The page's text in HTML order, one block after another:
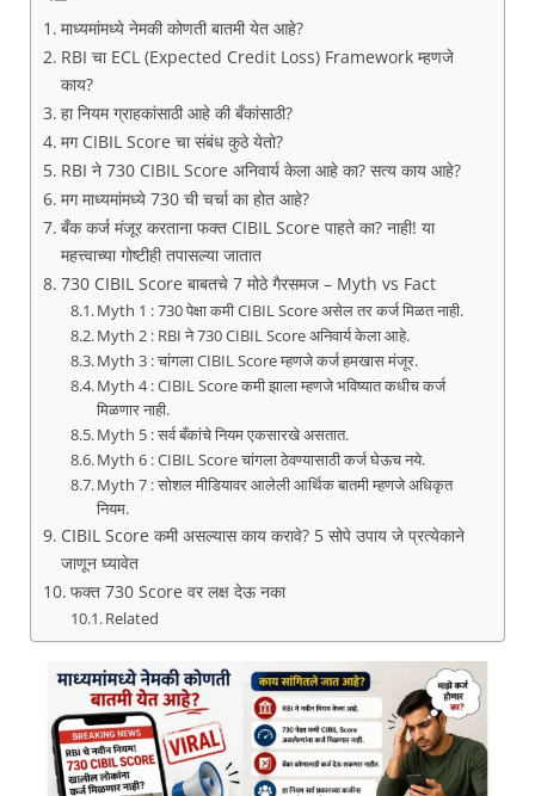
माध्यमांमध्ये नेमकी कोणती बातमी येत आहे?
RBI चा ECL (Expected Credit Loss) Framework म्हणजे
काय?
हा नियम ग्राहकांसाठी आहे की बँकांसाठी?
मग CIBIL Score चा संबंध कुठे येतो?
RBI ने 730 CIBIL Score अनिवार्य केला आहे का? सत्य काय आहे?
मग माध्यमांमध्ये 730 ची चर्चा का होत आहे?
बँक कर्ज मंजूर करताना फक्त CIBIL Score पाहते का? नाही! या
महत्त्वाच्या गोष्टीही तपासल्या जातात
730 CIBIL Score बाबतचे 7 मोठे गैरसमज – Myth vs Fact
Myth 1 : 730 पेक्षा कमी CIBIL Score असेल तर कर्ज मिळत नाही.
Myth 2 : RBI ने 730 CIBIL Score अनिवार्य केला आहे.
Myth 3 : चांगला CIBIL Score म्हणजे कर्ज हमखास मंजूर.
Myth 4 : CIBIL Score कमी झाला म्हणजे भविष्यात कधीच कर्ज
मिळणार नाही.
Myth 5 : सर्व बँकांचे नियम एकसारखे असतात.
Myth 6 : CIBIL Score चांगला ठेवण्यासाठी कर्ज घेऊच नये.
Myth 7 : सोशल मीडियावर आलेली आर्थिक बातमी म्हणजे अधिकृत
नियम.
CIBIL Score कमी असल्यास काय करावे? 5 सोपे उपाय जे प्रत्येकाने
जाणून घ्यावेत
फक्त 730 Score वर लक्ष देऊ नका
Related